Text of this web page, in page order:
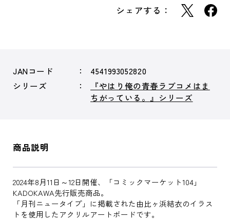
シェアする：
JANコード
4541993052820
シリーズ
『やはり俺の青春ラブコメはま
ちがっている。』シリーズ
商品説明
2024年8月11日～12日開催、「コミックマーケット104」
KADOKAWA先行販売商品。
「月刊ニュータイプ」に掲載された由比ヶ浜結衣のイラス
トを使用したアクリルアートボードです。